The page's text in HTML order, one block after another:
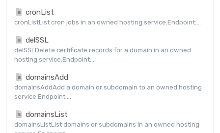
cronList
cronListList cron jobs in an owned hosting service.Endpoint:...
delSSL
delSSLDelete certificate records for a domain in an owned
hosting service.Endpoint:...
domainsAdd
domainsAddAdd a domain or subdomain to an owned hosting
service.Endpoint:...
domainsList
domainsListList domains or subdomains in an owned hosting